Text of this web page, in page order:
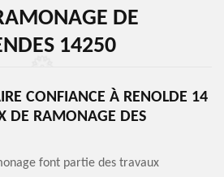
DE
14250
CONFIANCE À RENOLDE 14
DE RAMONAGE DES
font partie des travaux